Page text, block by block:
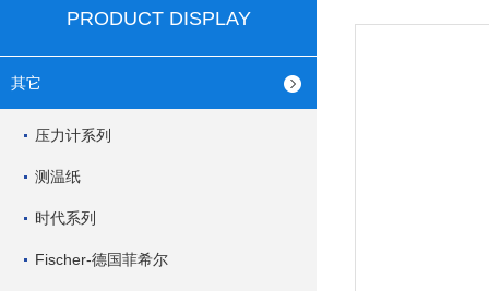
PRODUCT DISPLAY
其它
压力计系列
测温纸
时代系列
Fischer-德国菲希尔